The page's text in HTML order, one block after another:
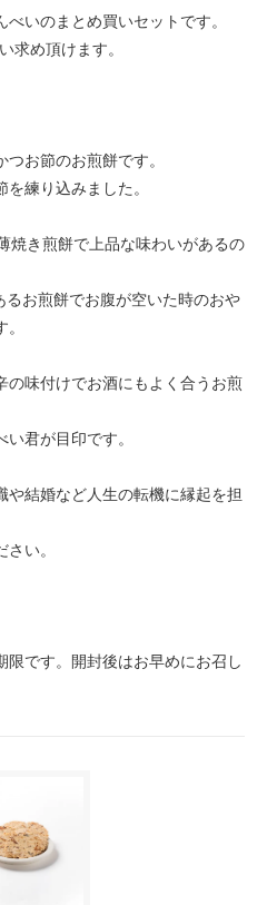
いのまとめ買いセットです。
求め頂けます。
お節のお煎餅です。
練り込みました。
焼き煎餅で上品な味わいがあるの
お煎餅でお腹が空いた時のおや
の味付けでお酒にもよく合うお煎
君が目印です。
結婚など人生の転機に縁起を担
い。
限です。開封後はお早めにお召し